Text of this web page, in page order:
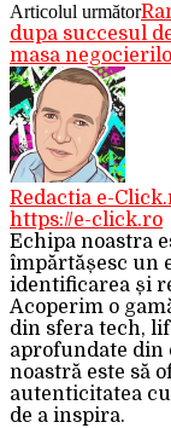
Articolul următor
dupa succesul
masa
Redactia e-
https://e-click.ro
Echipa noastra
împărtășesc un
identificarea și
Acoperim o
din sfera tech,
aprofundate
noastră este să
autenticitatea
de a inspira.